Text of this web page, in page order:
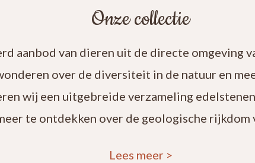
Onze collectie
aanbod van dieren uit de directe omgeving
over de diversiteit in de natuur en
wij een uitgebreide verzameling
te ontdekken over de geologische rijkdom
Lees meer >